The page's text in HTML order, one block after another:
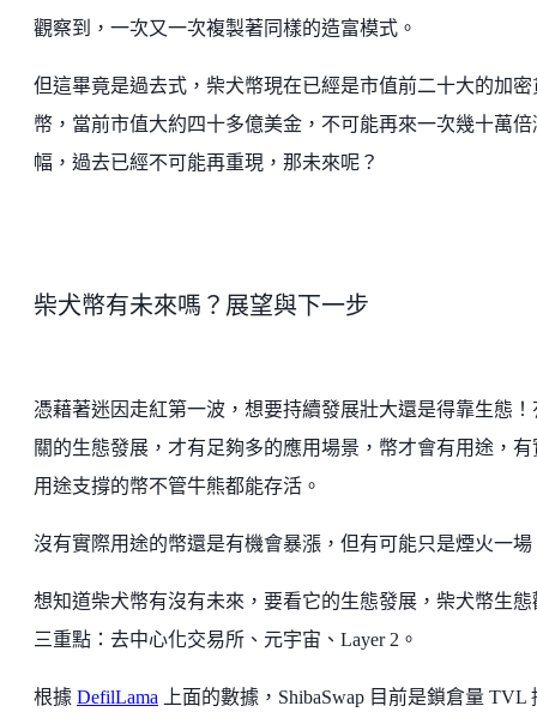
觀察到，一次又一次複製著同樣的造富模式。
但這畢竟是過去式，柴犬幣現在已經是市值前二十大的加密
幣，當前市值大約四十多億美金，不可能再來一次幾十萬倍
幅，過去已經不可能再重現，那未來呢？
柴犬幣有未來嗎？展望與下一步
憑藉著迷因走紅第一波，想要持續發展壯大還是得靠生態！
關的生態發展，才有足夠多的應用場景，幣才會有用途，有
用途支撐的幣不管牛熊都能存活。
沒有實際用途的幣還是有機會暴漲，但有可能只是煙火一場
想知道柴犬幣有沒有未來，要看它的生態發展，柴犬幣生態
三重點：去中心化交易所、元宇宙、Layer 2。
根據 DefilLama 上面的數據，ShibaSwap 目前是鎖倉量 TVL